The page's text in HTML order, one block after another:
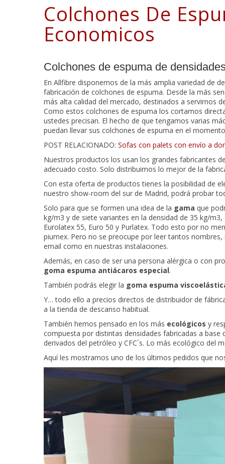
Colchones De
Economicos
Colchones de espuma de
En Allfibre disponemos de la más amplia variedad de
fabricación de colchones de espuma. Desde la más
más alta calidad del mercado, destinados a servirnos
Como estos colchones de espuma los cortamos
ustedes precisan. El hecho de que tengamos varias
puedan llevar sus colchones de espuma en el
POST RELACIONADO: Sofas con palets con envío a
Nuestros productos los usan los grandes fabricantes
adecuado costo. Solo distribuimos lo mejor de la
Con esta oferta de productos tienes la posibilidad de
nuestro show-room del sur de Madrid, podrá probar
Solo para que se formen una idea de la gama que
kg/m3 y de siete variantes en la densidad de 35 kg/
Eurolatex 55, Euro 50 y Purlatex. Todo esto por no
piumex. Pero no se preocupe por leer tantos
email como en nuestras instalaciones.
Además, en caso de ser una persona alérgica o con
goma espuma antiácaros especial.
También podrás elegir la goma espuma
Y… todo ello a precios directos de distribuidor de
a la tienda de descanso habitual.
También hemos pensado en los más ecológicos y
compuesta por distintas densidades fabricadas a
derivados del petróleo y CFC´s. Lo más ecológico del
Aquí les mostramos uno de los últimos pedidos que